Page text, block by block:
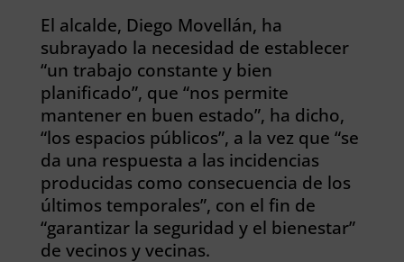
El alcalde, Diego Movellán, ha
subrayado la necesidad de establecer
“un trabajo constante y bien
planificado”, que “nos permite
mantener en buen estado”, ha dicho,
“los espacios públicos”, a la vez que “se
da una respuesta a las incidencias
producidas como consecuencia de los
últimos temporales”, con el fin de
“garantizar la seguridad y el bienestar”
de vecinos y vecinas.